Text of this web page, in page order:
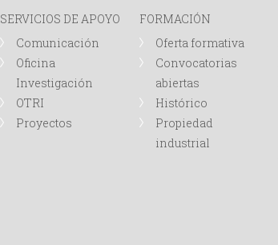
SERVICIOS DE APOYO
Comunicación
Oficina
Investigación
OTRI
Proyectos
FORMACIÓN
Oferta formativa
Convocatorias
abiertas
Histórico
Propiedad
industrial